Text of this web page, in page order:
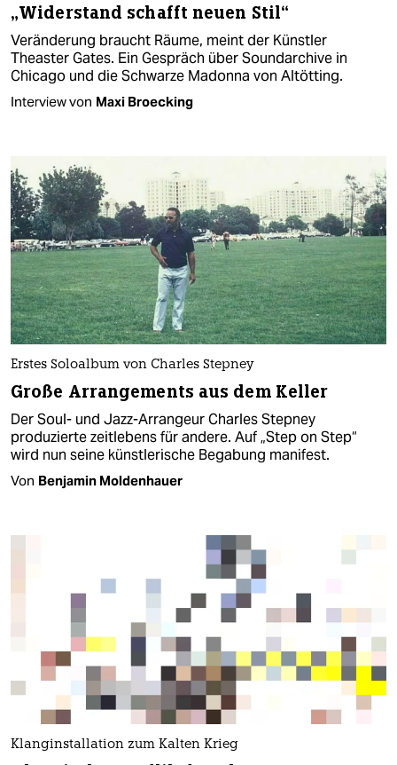
„Widerstand schafft neuen Stil“
Veränderung braucht Räume, meint der Künstler
Theaster Gates. Ein Gespräch über Soundarchive in
Chicago und die Schwarze Madonna von Altötting.
Interview von Maxi Broecking
Erstes Soloalbum von Charles Stepney
Große Arrangements aus dem Keller
Der Soul- und Jazz-Arrangeur Charles Stepney
produzierte zeitlebens für andere. Auf „Step on Step“
wird nun seine künstlerische Begabung manifest.
Von Benjamin Moldenhauer
Klanginstallation zum Kalten Krieg